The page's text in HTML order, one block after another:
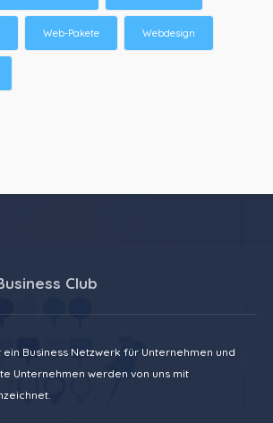
Web-Pakete Webdesign
Club
ein Business Netzwerk für Unternehmen und
Unternehmen werden von uns mit